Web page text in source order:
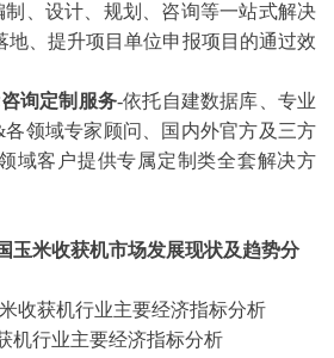
、设计、规划、咨询等一站式解决
地、提升项目单位申报项目的通过效
询定制服务-依托自建数据库、专业
领域专家顾问、国内外官方及三方
域客户提供专属定制类全套解决方
玉米收获机市场发展现状及趋势分
收获机行业主要经济指标分析
机行业主要经济指标分析